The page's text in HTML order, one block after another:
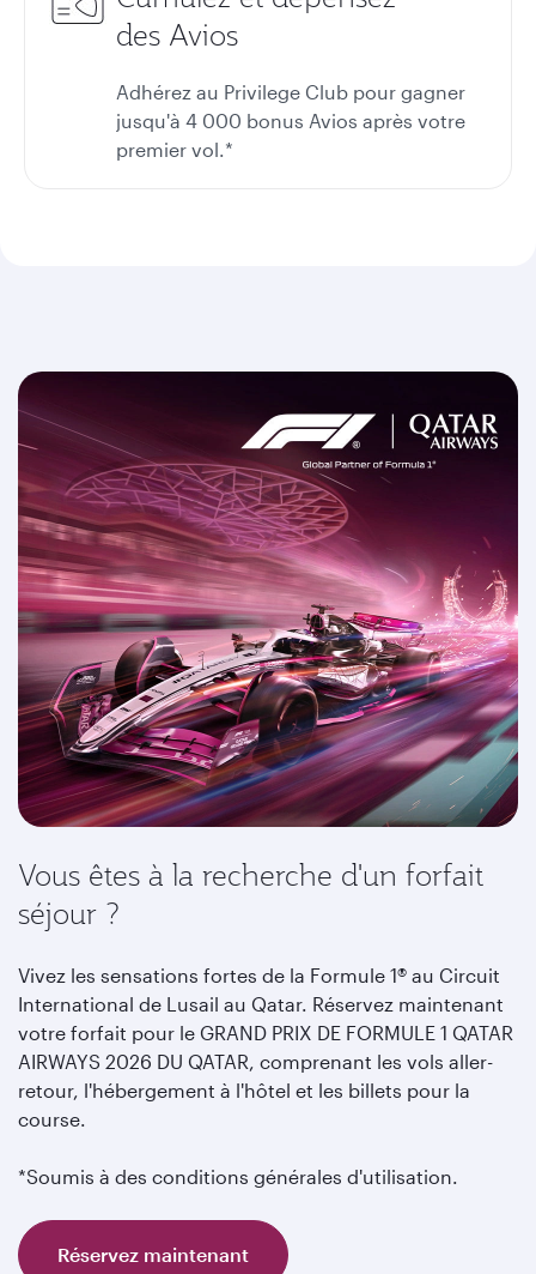
des Avios
Adhérez au Privilege Club pour gagner
jusqu'à 4 000 bonus Avios après votre
premier vol.*
Vous êtes à la recherche d'un forfait
séjour ?
Vivez les sensations fortes de la Formule 1® au Circuit
International de Lusail au Qatar. Réservez maintenant
votre forfait pour le GRAND PRIX DE FORMULE 1 QATAR
AIRWAYS 2026 DU QATAR, comprenant les vols aller-
retour, l'hébergement à l'hôtel et les billets pour la
course.
*Soumis à des conditions générales d'utilisation.
Réservez maintenant